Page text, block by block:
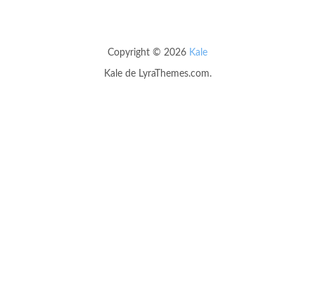
Copyright © 2026 Kale
Kalede LyraThemes.com.